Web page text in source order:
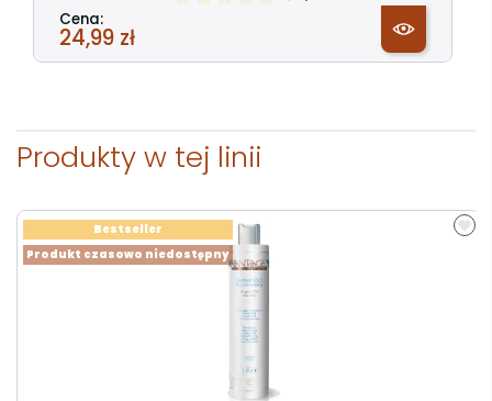
Cena:
24,99 zł
Produkty w tej linii
Produkt czasowo niedostępny
Bestseller